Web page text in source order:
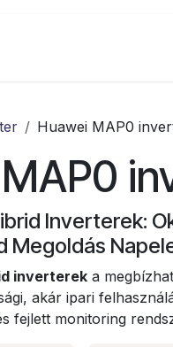
Huawei MAP0
Inverterek:
Megoldás
inverterek a
akár ipari
fejlett monitoring